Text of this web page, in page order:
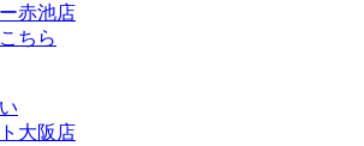
赤池店
ちら
大阪店